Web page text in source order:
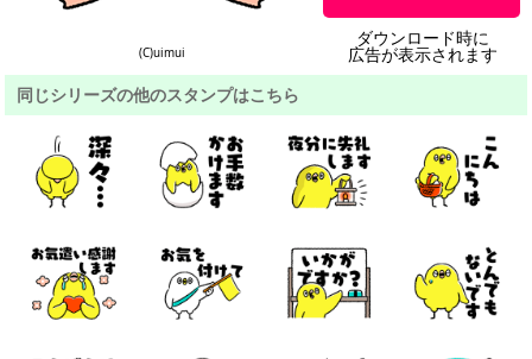
(C)uimui
ダウンロード時に
広告が表示されます
同じシリーズの他のスタンプはこちら